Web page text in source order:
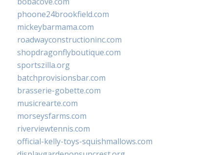
phoone24brookfield.com
mickeybarmama.com
roadwayconstructioninc.com
shopdragonflyboutique.com
sportszilla.org
batchprovisionsbar.com
brasserie-gobette.com
musicrearte.com
morseysfarms.com
riverviewtennis.com
official-kelly-toys-squishmallows.com